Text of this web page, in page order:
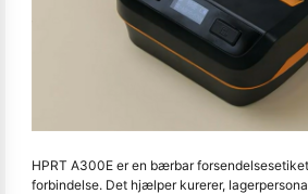
HPRT A300E er en bærbar
forbindelse. Det hjælper kurerer,